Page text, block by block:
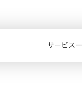
サービス